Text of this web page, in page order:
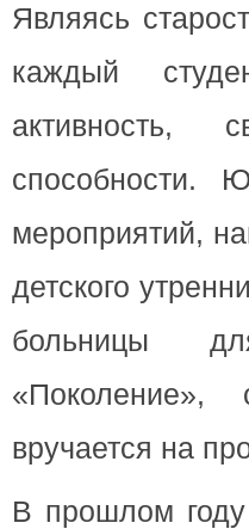
Являясь
каждый
активность,
способности.
мероприятий,
детского
больницы
«Поколение»,
вручается на
В прошлом